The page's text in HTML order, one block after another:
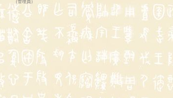
（管理員 ）